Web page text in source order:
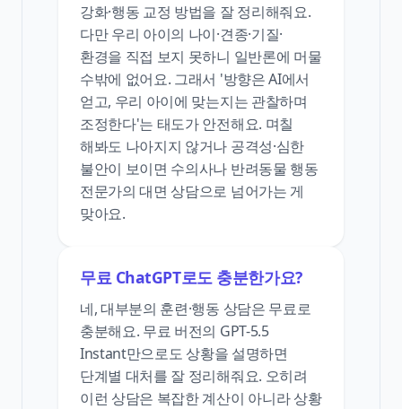
강화·행동 교정 방법을 잘 정리해줘요.
다만 우리 아이의 나이·견종·기질·
환경을 직접 보지 못하니 일반론에 머물
수밖에 없어요. 그래서 '방향은 AI에서
얻고, 우리 아이에 맞는지는 관찰하며
조정한다'는 태도가 안전해요. 며칠
해봐도 나아지지 않거나 공격성·심한
불안이 보이면 수의사나 반려동물 행동
전문가의 대면 상담으로 넘어가는 게
맞아요.
무료 ChatGPT로도 충분한가요?
네, 대부분의 훈련·행동 상담은 무료로
충분해요. 무료 버전의 GPT-5.5
Instant만으로도 상황을 설명하면
단계별 대처를 잘 정리해줘요. 오히려
이런 상담은 복잡한 계산이 아니라 상황